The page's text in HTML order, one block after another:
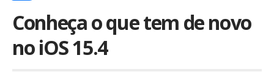
Conheça o que tem de novo
no iOS 15.4